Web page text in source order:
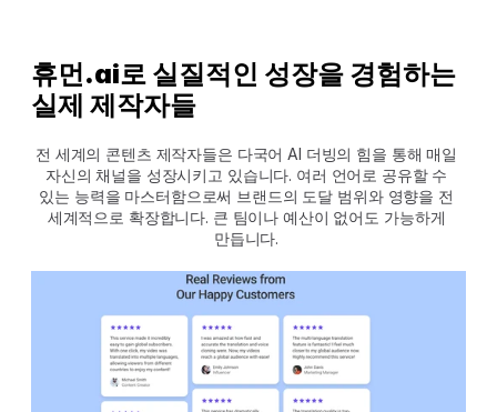
휴먼.ai로 실질적인 성장을 경험하는
실제 제작자들
전 세계의 콘텐츠 제작자들은 다국어 AI 더빙의 힘을 통해 매일
자신의 채널을 성장시키고 있습니다. 여러 언어로 공유할 수
있는 능력을 마스터함으로써 브랜드의 도달 범위와 영향을 전
세계적으로 확장합니다. 큰 팀이나 예산이 없어도 가능하게
만듭니다.